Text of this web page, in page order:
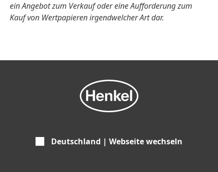
ein Angebot zum Verkauf oder eine Aufforderung zum
Kauf von Wertpapieren irgendwelcher Art dar.
Deutschland | Webseite wechseln